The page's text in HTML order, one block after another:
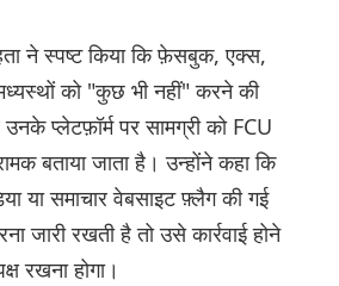
ने स्पष्ट किया कि फ़ेसबुक, एक्स,
को "कुछ भी नहीं" करने की
प्लेटफ़ॉर्म पर सामग्री को FCU
बताया जाता है। उन्होंने कहा कि
या समाचार वेबसाइट फ़्लैग की गई
जारी रखती है तो उसे कार्रवाई होने
रखना होगा।